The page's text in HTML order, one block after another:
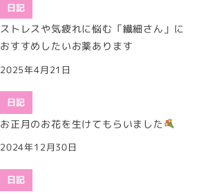
日記
ストレスや気疲れに悩む「繊細さん」に
おすすめしたいお薬あります
2025年4月21日
日記
お正月のお花を生けてもらいました
2024年12月30日
日記